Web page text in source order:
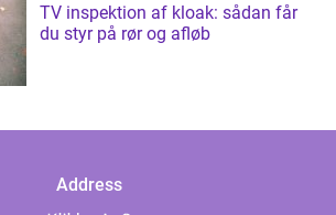
TV inspektion af kloak: sådan får
du styr på rør og afløb
Address